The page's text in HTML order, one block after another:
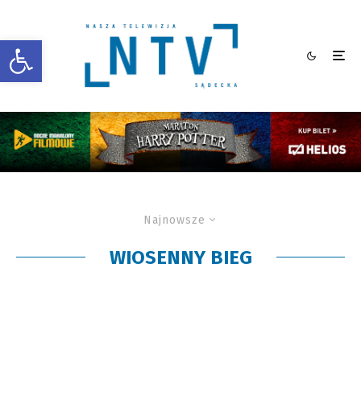
Otwórz pasek narzędzi
Najnowsze
WIOSENNY BIEG